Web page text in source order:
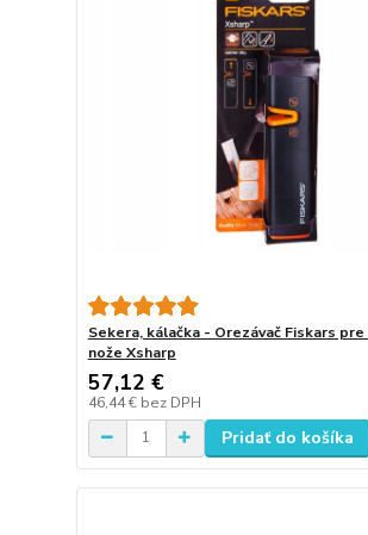
Sekera, kálačka - Orezávač Fiskars
nože Xsharp
57,12 €
46,44 € bez DPH
Pridať do košíka